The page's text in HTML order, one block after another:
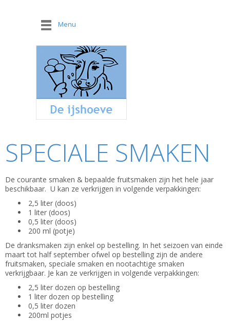
Menu
SPECIALE SMAKEN
De courante smaken & bepaalde fruitsmaken zijn het hele jaar
beschikbaar. U kan ze verkrijgen in volgende verpakkingen:
2,5 liter (doos)
1 liter (doos)
0,5 liter (doos)
200 ml (potje)
De dranksmaken zijn enkel op bestelling. In het seizoen van einde
maart tot half september ofwel op bestelling zijn de andere
fruitsmaken, speciale smaken en nootachtige smaken
verkrijgbaar. Je kan ze verkrijgen in volgende verpakkingen:
2,5 liter dozen op bestelling
1 liter dozen op bestelling
0,5 liter dozen
200ml potjes